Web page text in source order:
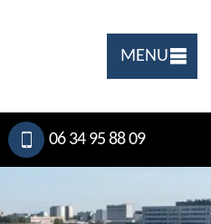
MENU
06 34 95 88 09